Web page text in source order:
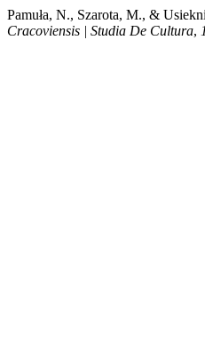
Pamuła, N., Szarota, M., &
Cracoviensis | Studia De Cultura,